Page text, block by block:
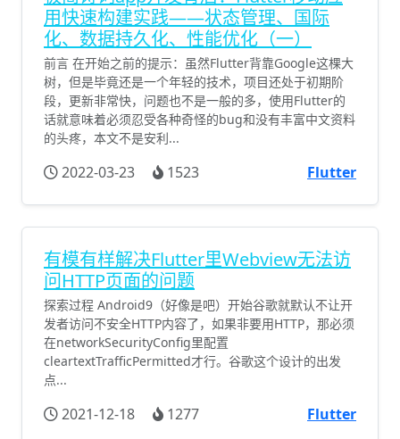
用快速构建实践——状态管理、国际
化、数据持久化、性能优化（一）
前言 在开始之前的提示：虽然Flutter背靠Google这棵大
树，但是毕竟还是一个年轻的技术，项目还处于初期阶
段，更新非常快，问题也不是一般的多，使用Flutter的
话就意味着必须忍受各种奇怪的bug和没有丰富中文资料
的头疼，本文不是安利...
2022-03-23 1523 Flutter
有模有样解决Flutter里Webview无法访
问HTTP页面的问题
探索过程 Android9（好像是吧）开始谷歌就默认不让开
发者访问不安全HTTP内容了，如果非要用HTTP，那必须
在networkSecurityConfig里配置
cleartextTrafficPermitted才行。谷歌这个设计的出发
点...
2021-12-18 1277 Flutter